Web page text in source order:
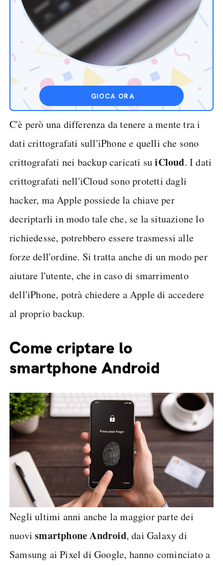
GIOCA ORA
C'è però una differenza da tenere a mente tra i
dati crittografati sull'iPhone e quelli che sono
crittografati nei backup caricati suiCloud. I dati
crittografati nell'iCloud sono protetti dagli
hacker, ma Apple possiede la chiave per
decriptarli in modo tale che, se la situazione lo
richiedesse, potrebbero essere trasmessi alle
forze dell'ordine. Si tratta anche di un modo per
aiutare l'utente, che in caso di smarrimento
dell'iPhone, potrà chiedere a Apple di accedere
al proprio backup.
Come criptare lo
smartphone Android
Negli ultimi anni anche la maggior parte dei
nuovismartphone Android, dai Galaxy di
Samsung ai Pixel di Google, hanno cominciato a